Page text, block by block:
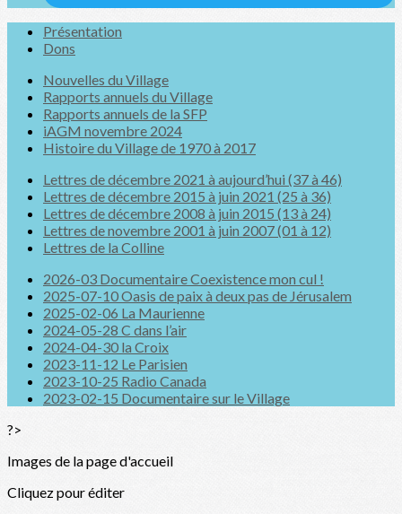
Présentation
Dons
Nouvelles du Village
Rapports annuels du Village
Rapports annuels de la SFP
iAGM novembre 2024
Histoire du Village de 1970 à 2017
Lettres de décembre 2021 à aujourd’hui (37 à 46)
Lettres de décembre 2015 à juin 2021 (25 à 36)
Lettres de décembre 2008 à juin 2015 (13 à 24)
Lettres de novembre 2001 à juin 2007 (01 à 12)
Lettres de la Colline
2026-03 Documentaire Coexistence mon cul !
2025-07-10 Oasis de paix à deux pas de Jérusalem
2025-02-06 La Maurienne
2024-05-28 C dans l’air
2024-04-30 la Croix
2023-11-12 Le Parisien
2023-10-25 Radio Canada
2023-02-15 Documentaire sur le Village
?>
Images de la page d'accueil
Cliquez pour éditer